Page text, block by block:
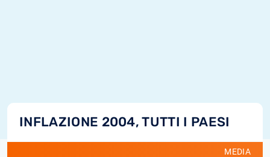
INFLAZIONE 2004, TUTTI I PAESI
MEDIA